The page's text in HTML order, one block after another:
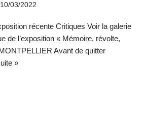
10/03/2022
récente Critiques Voir la galerie
de l’exposition « Mémoire, révolte,
Avant de quitter
»